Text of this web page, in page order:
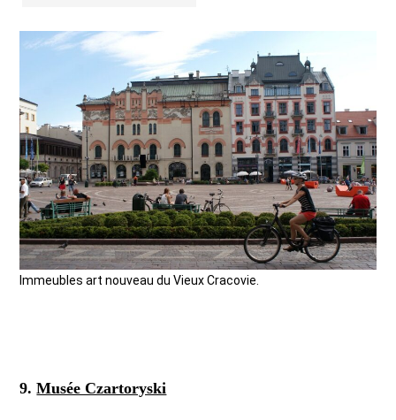
Immeubles art nouveau du Vieux Cracovie.
9.Musée Czartoryski